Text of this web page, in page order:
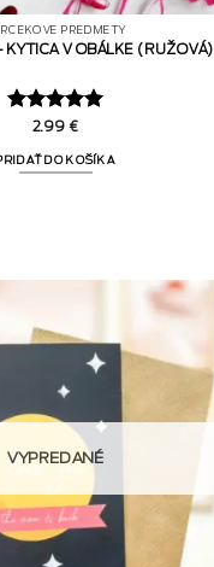
PREDMETY
KYTICA V OBÁLKE (RUŽOVÁ)
Hodnotenie
2.99€
DO KOŠÍKA
VYPREDANÉ